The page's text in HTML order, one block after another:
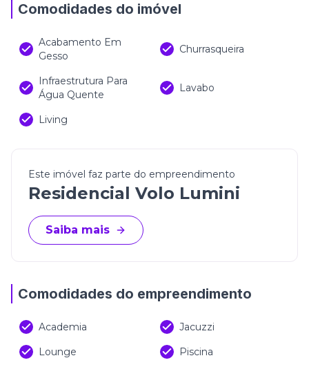
Comodidades do imóvel
Acabamento Em
Gesso
Churrasqueira
Infraestrutura Para
Água Quente
Lavabo
Living
Este imóvel faz parte do empreendimento
Residencial Volo Lumini
Saiba mais
Comodidades do empreendimento
Academia
Jacuzzi
Lounge
Piscina